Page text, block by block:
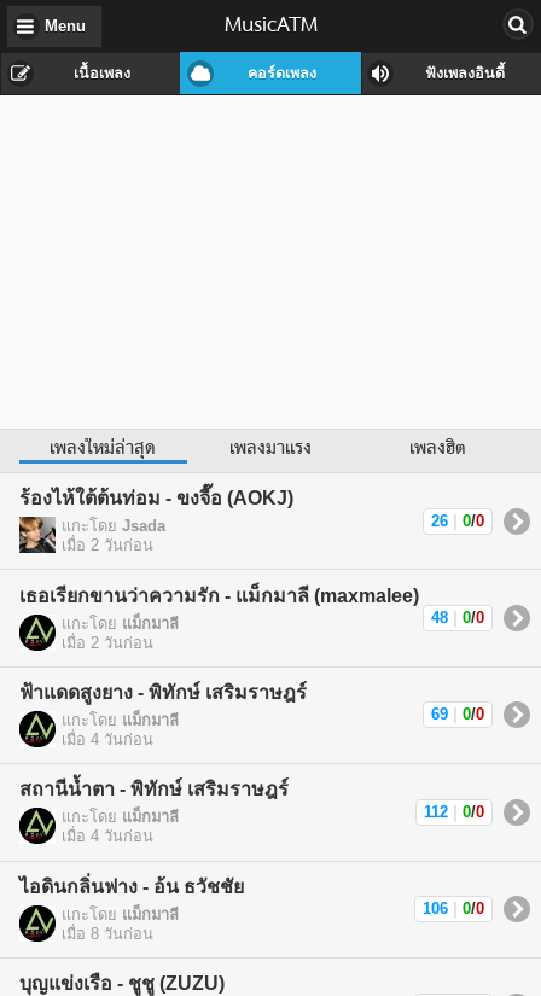
Menu MusicATM
เนื้อเพลง คอร์ดเพลง ฟังเพลงอินดี้
เพลงใหม่ล่าสุด เพลงมาแรง เพลงฮิต
ร้องไห้ใต้ต้นท่อม - ขงจื๊อ (AOKJ)
แกะโดย Jsada
เมื่อ 2 วันก่อน
26 0/0
เธอเรียกขานว่าความรัก - แม็กมาลี (maxmalee)
แกะโดย แม็กมาลี
เมื่อ 2 วันก่อน
48 0/0
ฟ้าแดดสูงยาง - พิทักษ์ เสริมราษฎร์
แกะโดย แม็กมาลี
เมื่อ 4 วันก่อน
69 0/0
สถานีน้ำตา - พิทักษ์ เสริมราษฎร์
แกะโดย แม็กมาลี
เมื่อ 4 วันก่อน
112 0/0
ไอดินกลิ่นฟาง - อ้น ธวัชชัย
แกะโดย แม็กมาลี
เมื่อ 8 วันก่อน
106 0/0
บุญแข่งเรือ - ชูชู (ZUZU)